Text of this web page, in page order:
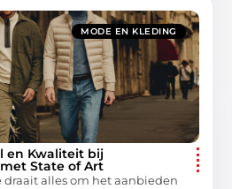
MODE EN KLEDING
en Kwaliteit bij
State of Art
alles om het aanbieden